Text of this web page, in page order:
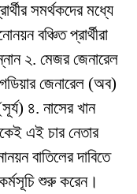
সমর্থকদের মধ্যে
বঞ্চিত প্রার্থীরা
২. মেজর জেনারেল
জেনারেল (অব)
৪. নাসের খান
এই চার নেতার
বাতিলের দাবিতে
শুরু করেন।